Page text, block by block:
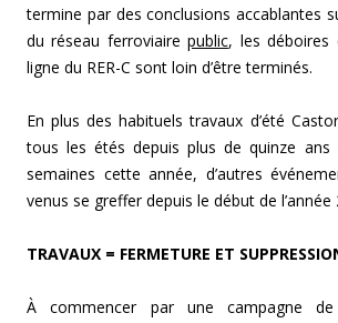
termine par des conclusions accablantes
du réseau ferroviairepublic, les déboires
ligne du RER-C sont loin d’être terminés.
En plus des habituels travaux d’été
tous les étés depuis plus de quinze
semaines cette année, d’autres
venus se greffer depuis le début de l’année
TRAVAUX = FERMETURE ET
À commencer par une campagne